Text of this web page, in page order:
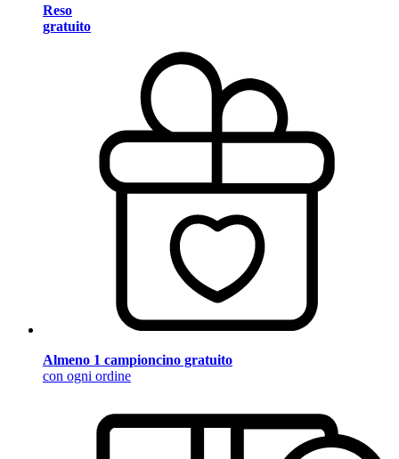
Reso
gratuito
Almeno 1 campioncino gratuito
con ogni ordine